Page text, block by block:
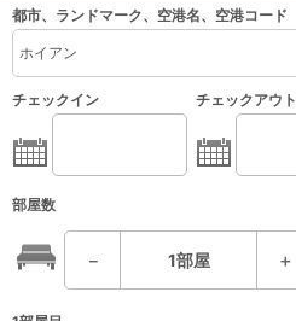
都市、ランドマーク、空港名、空港コード
チェックイン チェックアウト
部屋数
－ 1部屋 ＋